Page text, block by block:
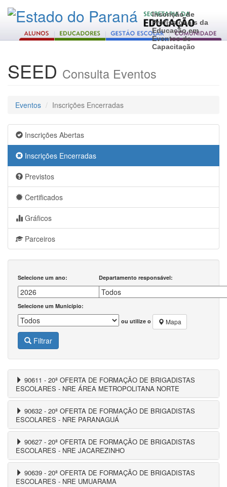
Inscrição de
Profissionais da
Educação em
Eventos de
Capacitação
SEED Consulta Eventos
Eventos Inscrições Encerradas
Inscrições Abertas
Inscrições Encerradas
Previstos
Certificados
Gráficos
Parceiros
Selecione um ano: Departamento responsável:
Selecione um Município:
ou utilize o
Mapa
Filtrar
90611 - 20ª OFERTA DE FORMAÇÃO DE BRIGADISTAS
ESCOLARES - NRE ÁREA METROPOLITANA NORTE
90632 - 20ª OFERTA DE FORMAÇÃO DE BRIGADISTAS
ESCOLARES - NRE PARANAGUÁ
90627 - 20ª OFERTA DE FORMAÇÃO DE BRIGADISTAS
ESCOLARES - NRE JACAREZINHO
90639 - 20ª OFERTA DE FORMAÇÃO DE BRIGADISTAS
ESCOLARES - NRE UMUARAMA